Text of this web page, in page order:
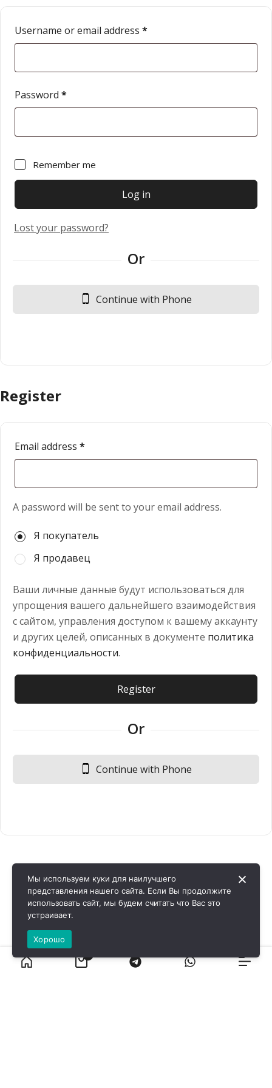
Username or email address *
Password *
Remember me
Log in
Lost your password?
Or
Continue with Phone
Register
Email address *
A password will be sent to your email address.
Я покупатель
Я продавец
Ваши личные данные будут использоваться для
упрощения вашего дальнейшего взаимодействия
с сайтом, управления доступом к вашему аккаунту
и других целей, описанных в документе политика
конфиденциальности.
Register
Or
Continue with Phone
Мы используем куки для наилучшего
представления нашего сайта. Если Вы продолжите
использовать сайт, мы будем считать что Вас это
устраивает.
Хорошо